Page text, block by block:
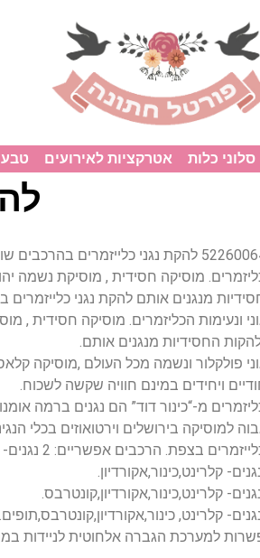
סלוני כלות אטרקציות לאירועים
522600640 להקת נגני כלייזמרים
מוסיקה חסידית , מוסיקת נשמה
מנגנים אותם להקת נגני
ונעימות הכליזמרים. מוסיקה חסידית ,
החסידיות מנגנים אותם.
פולקלור ונשמה מכל העולם ,מוסיקה
ויחידים במינם חוויה שקשה לשכוח.
מ-“כינור דוד” הם נגנים ברמה
למוסיקה בירושלים וירטואוזים בכלי
בצפת. הרכבים אפשריים: 2 נגנים- קלרינט , אקורדיון.
למערכת הגברה אלחוטית לניידות